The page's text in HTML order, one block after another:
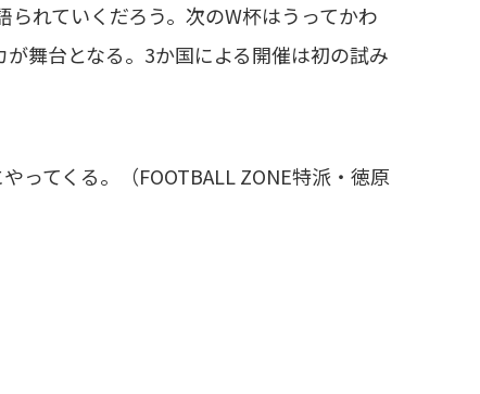
れていくだろう。次のW杯はうってかわ
舞台となる。3か国による開催は初の試み
ってくる。（FOOTBALL ZONE特派・徳原